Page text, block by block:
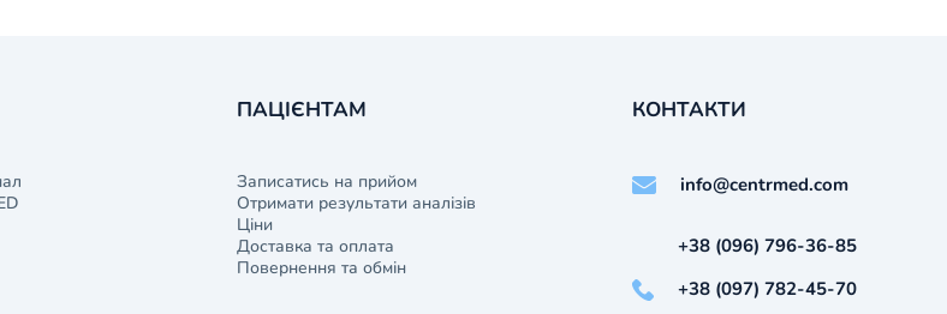
ПАЦІЄНТАМ
Записатись на прийом
Отримати результати аналізів
Ціни
Доставка та оплата
Повернення та обмін
КОНТАКТИ
info@centrmed.com
+38 (096) 796-36-85
+38 (097) 782-45-70